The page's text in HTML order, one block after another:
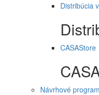
Distribúcia
CASAStore
Návrhové